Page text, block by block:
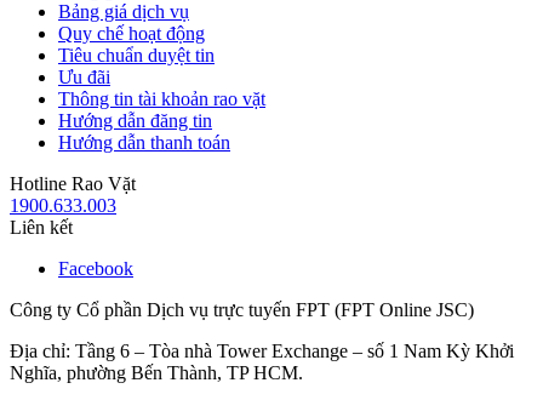
Bảng giá dịch vụ
Quy chế hoạt động
Tiêu chuẩn duyệt tin
Ưu đãi
Thông tin tài khoản rao vặt
Hướng dẫn đăng tin
Hướng dẫn thanh toán
Hotline Rao Vặt
1900.633.003
Liên kết
Facebook
Công ty Cổ phần Dịch vụ trực tuyến FPT (FPT Online JSC)
Địa chỉ: Tầng 6 – Tòa nhà Tower Exchange – số 1 Nam Kỳ Khởi
Nghĩa, phường Bến Thành, TP HCM.